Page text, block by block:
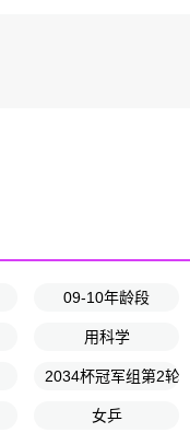
09-10年龄段
用科学
2034杯冠军组第2轮
女乒